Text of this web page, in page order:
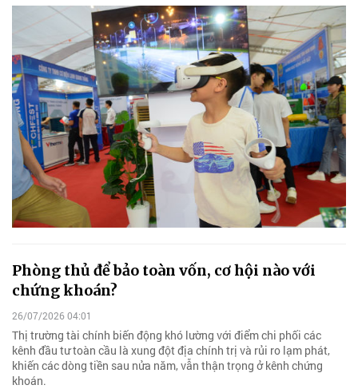
Phòng thủ để bảo toàn vốn, cơ hội nào với
chứng khoán?
26/07/2026 04:01
Thị trường tài chính biến động khó lường với điểm chi phối các
kênh đầu tư toàn cầu là xung đột địa chính trị và rủi ro lạm phát,
khiến các dòng tiền sau nửa năm, vẫn thận trọng ở kênh chứng
khoán.